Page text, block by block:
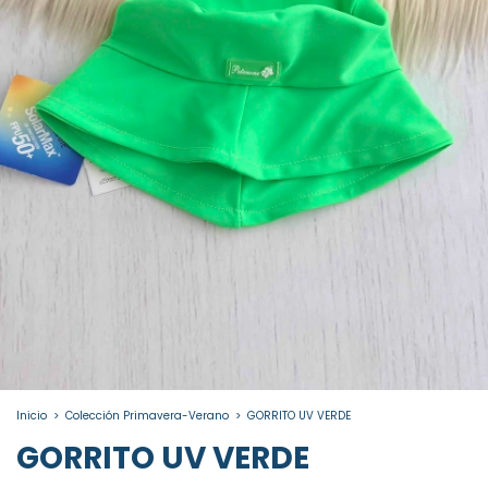
Inicio > Colección Primavera-Verano > GORRITO UV VERDE
GORRITO UV VERDE